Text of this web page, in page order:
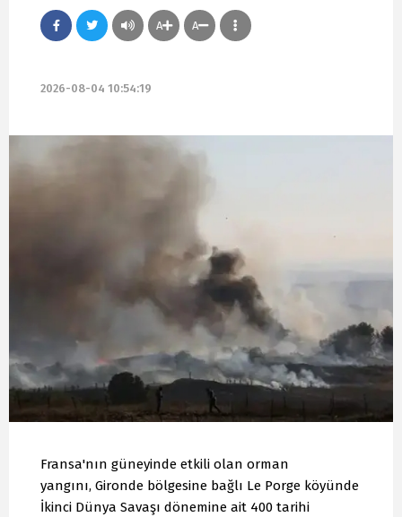
A A
2026-08-04 10:54:19
Fransa'nın güneyinde etkili olan orman
yangını, Gironde bölgesine bağlı Le Porge köyünde
İkinci Dünya Savaşı dönemine ait 400 tarihi